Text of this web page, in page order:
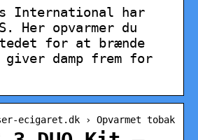
International har
Her opvarmer du
for at brænde
damp frem for
ecigaret.dk › Opvarmet tobak